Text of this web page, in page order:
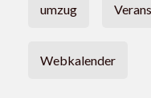
umzug
Webkalender